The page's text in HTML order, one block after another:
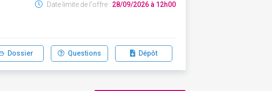
Date limite de l'offre : 28/09/2026 à 12h00
Dossier Questions Dépôt